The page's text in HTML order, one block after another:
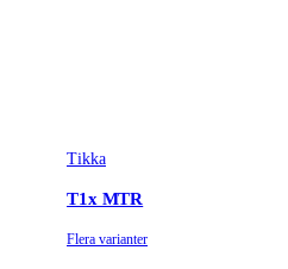
Tikka
T1x MTR
Flera varianter